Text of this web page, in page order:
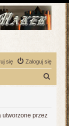
Zaloguj się
się
utworzone przez